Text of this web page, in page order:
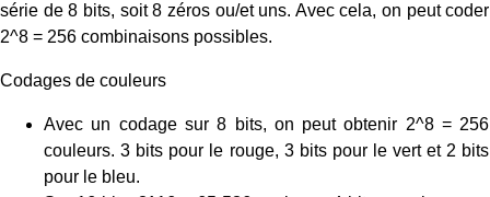
série de 8 bits, soit 8 zéros ou/et uns. Avec cela, on peut coder
2^8 = 256 combinaisons possibles.
Codages de couleurs
Avec un codage sur 8 bits, on peut obtenir 2^8 = 256
couleurs. 3 bits pour le rouge, 3 bits pour le vert et 2 bits
pour le bleu.